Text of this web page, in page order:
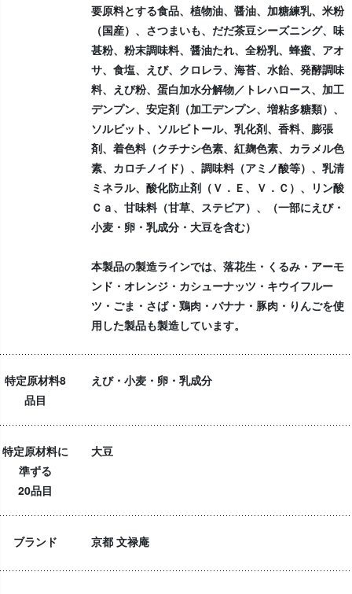
要原料とする食品、植物油、醤油、加糖練乳、米粉
（国産）、さつまいも、だだ茶豆シーズニング、味
甚粉、粉末調味料、醤油たれ、全粉乳、蜂蜜、アオ
サ、食塩、えび、クロレラ、海苔、水飴、発酵調味
料、えび粉、蛋白加水分解物／トレハロース、加工
デンプン、安定剤（加工デンプン、増粘多糖類）、
ソルビット、ソルビトール、乳化剤、香料、膨張
剤、着色料（クチナシ色素、紅麹色素、カラメル色
素、カロチノイド）、調味料（アミノ酸等）、乳清
ミネラル、酸化防止剤（Ｖ．Ｅ、Ｖ．Ｃ）、リン酸
Ｃａ、甘味料（甘草、ステビア）、（一部にえび・
小麦・卵・乳成分・大豆を含む）
本製品の製造ラインでは、落花生・くるみ・アーモ
ンド・オレンジ・カシューナッツ・キウイフルー
ツ・ごま・さば・鶏肉・バナナ・豚肉・りんごを使
用した製品も製造しています。
特定原材料8
品目
えび・小麦・卵・乳成分
特定原材料に
準ずる
20品目
大豆
ブランド 京都 文禄庵